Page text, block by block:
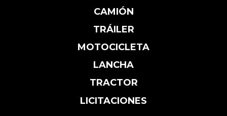
CAMIÓN
TRÁILER
MOTOCICLETA
LANCHA
TRACTOR
LICITACIONES